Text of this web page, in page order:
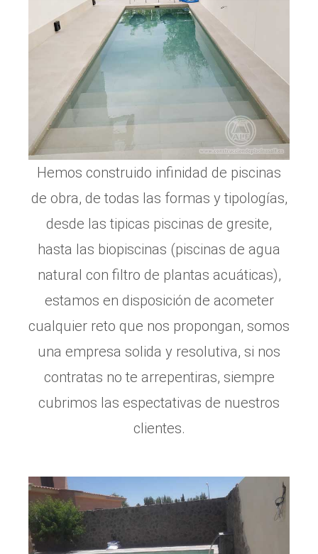
Hemos construido infinidad de piscinas
de obra, de todas las formas y tipologías,
desde las tipicas piscinas de gresite,
hasta las biopiscinas (piscinas de agua
natural con filtro de plantas acuáticas),
estamos en disposición de acometer
cualquier reto que nos propongan, somos
una empresa solida y resolutiva, si nos
contratas no te arrepentiras, siempre
cubrimos las espectativas de nuestros
clientes.